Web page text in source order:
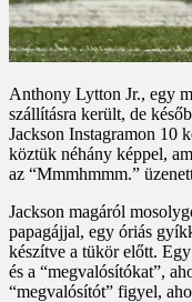
Anthony Lytton Jr., egy
szállításra került, de
Jackson Instagramon 10
köztük néhány képpel,
az “Mmmhmmm.”
Jackson magáról
papagájjal, egy óriás
készítve a tükör előtt.
és a “megvalósítókat”,
“megvalósítót” figyel,